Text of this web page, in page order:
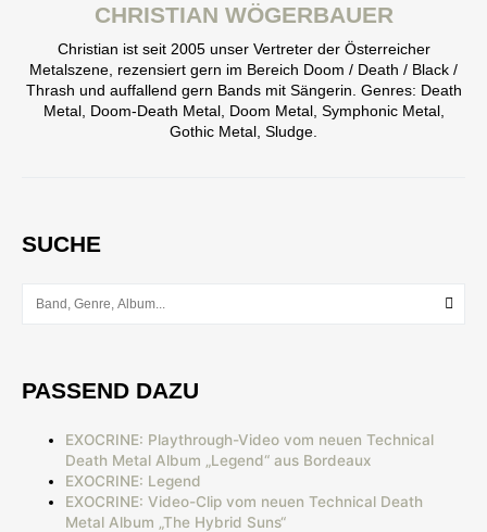
CHRISTIAN WÖGERBAUER
Christian ist seit 2005 unser Vertreter der Österreicher
Metalszene, rezensiert gern im Bereich Doom / Death / Black /
Thrash und auffallend gern Bands mit Sängerin. Genres: Death
Metal, Doom-Death Metal, Doom Metal, Symphonic Metal,
Gothic Metal, Sludge.
SUCHE
PASSEND DAZU
EXOCRINE: Playthrough-Video vom neuen Technical
Death Metal Album „Legend“ aus Bordeaux
EXOCRINE: Legend
EXOCRINE: Video-Clip vom neuen Technical Death
Metal Album „The Hybrid Suns“